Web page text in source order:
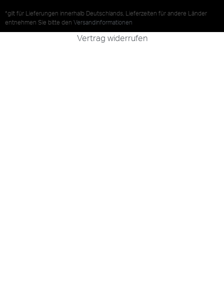
*gilt für Lieferungen innerhalb Deutschlands, Lieferzeiten für andere Länder
entnehmen Sie bitte den Versandinformationen
Vertrag widerrufen